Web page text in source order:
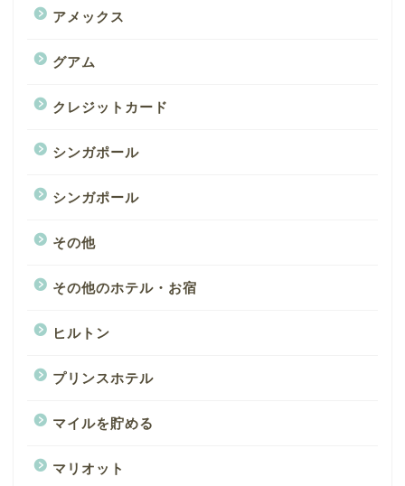
アメックス
グアム
クレジットカード
シンガポール
シンガポール
その他
その他のホテル・お宿
ヒルトン
プリンスホテル
マイルを貯める
マリオット